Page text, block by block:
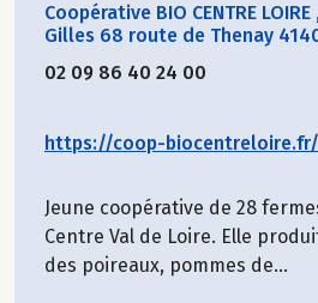
Coopérative BIO CENTRE LOIRE
Gilles 68 route de Thenay
02 09 86 40 24 00
https://coop-biocentreloire.fr/
Jeune coopérative de 28
Centre Val de Loire. Elle
des poireaux, pommes de...